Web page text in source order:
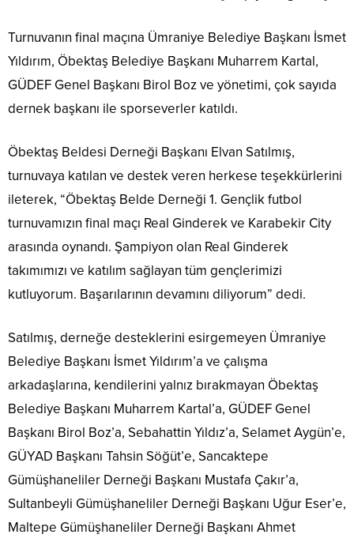
Turnuvanın final maçına Ümraniye Belediye Başkanı İsmet
Yıldırım, Öbektaş Belediye Başkanı Muharrem Kartal,
GÜDEF Genel Başkanı Birol Boz ve yönetimi, çok sayıda
dernek başkanı ile sporseverler katıldı.
Öbektaş Beldesi Derneği Başkanı Elvan Satılmış,
turnuvaya katılan ve destek veren herkese teşekkürlerini
ileterek, “Öbektaş Belde Derneği 1. Gençlik futbol
turnuvamızın final maçı Real Ginderek ve Karabekir City
arasında oynandı. Şampiyon olan Real Ginderek
takımımızı ve katılım sağlayan tüm gençlerimizi
kutluyorum. Başarılarının devamını diliyorum” dedi.
Satılmış, derneğe desteklerini esirgemeyen Ümraniye
Belediye Başkanı İsmet Yıldırım’a ve çalışma
arkadaşlarına, kendilerini yalnız bırakmayan Öbektaş
Belediye Başkanı Muharrem Kartal’a, GÜDEF Genel
Başkanı Birol Boz’a, Sebahattin Yıldız’a, Selamet Aygün’e,
GÜYAD Başkanı Tahsin Söğüt’e, Sancaktepe
Gümüşhaneliler Derneği Başkanı Mustafa Çakır’a,
Sultanbeyli Gümüşhaneliler Derneği Başkanı Uğur Eser’e,
Maltepe Gümüşhaneliler Derneği Başkanı Ahmet